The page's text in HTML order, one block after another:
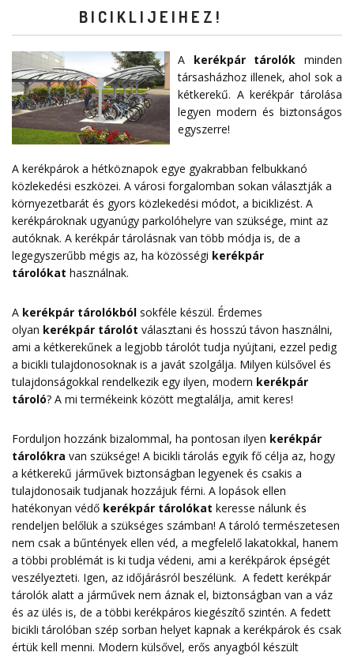
BICIKLIJEIHEZ!
A kerékpár tárolók minden
társasházhoz illenek, ahol sok a
kétkerekű. A kerékpár tárolása
legyen modern és biztonságos
egyszerre!
A kerékpárok a hétköznapok egye gyakrabban felbukkanó
közlekedési eszközei. A városi forgalomban sokan választják a
környezetbarát és gyors közlekedési módot, a biciklizést. A
kerékpároknak ugyanúgy parkolóhelyre van szüksége, mint az
autóknak. A kerékpár tárolásnak van több módja is, de a
legegyszerűbb mégis az, ha közösségi kerékpár
tárolókat használnak.
A kerékpár tárolókból sokféle készül. Érdemes
olyan kerékpár tárolót választani és hosszú távon használni,
ami a kétkerekűnek a legjobb tárolót tudja nyújtani, ezzel pedig
a bicikli tulajdonosoknak is a javát szolgálja. Milyen külsővel és
tulajdonságokkal rendelkezik egy ilyen, modern kerékpár
tároló? A mi termékeink között megtalálja, amit keres!
Forduljon hozzánk bizalommal, ha pontosan ilyen kerékpár
tárolókra van szüksége! A bicikli tárolás egyik fő célja az, hogy
a kétkerekű járművek biztonságban legyenek és csakis a
tulajdonosaik tudjanak hozzájuk férni. A lopások ellen
hatékonyan védő kerékpár tárolókat keresse nálunk és
rendeljen belőlük a szükséges számban! A tároló természetesen
nem csak a bűntények ellen véd, a megfelelő lakatokkal, hanem
a többi problémát is ki tudja védeni, ami a kerékpárok épségét
veszélyezteti. Igen, az időjárásról beszélünk. A fedett kerékpár
tárolók alatt a járművek nem áznak el, biztonságban van a váz
és az ülés is, de a többi kerékpáros kiegészítő szintén. A fedett
bicikli tárolóban szép sorban helyet kapnak a kerékpárok és csak
értük kell menni. Modern külsővel, erős anyagból készült